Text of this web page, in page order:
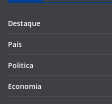
Destaque
País
Politica
Economia